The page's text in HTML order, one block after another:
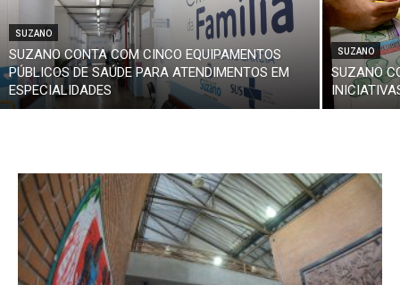
SUZANO
SUZANO CONTA COM CINCO EQUIPAMENTOS
PÚBLICOS DE SAÚDE PARA ATENDIMENTOS EM
ESPECIALIDADES
SUZANO
SUZANO